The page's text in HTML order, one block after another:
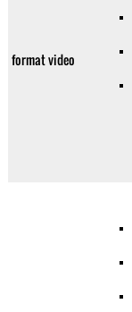
format video